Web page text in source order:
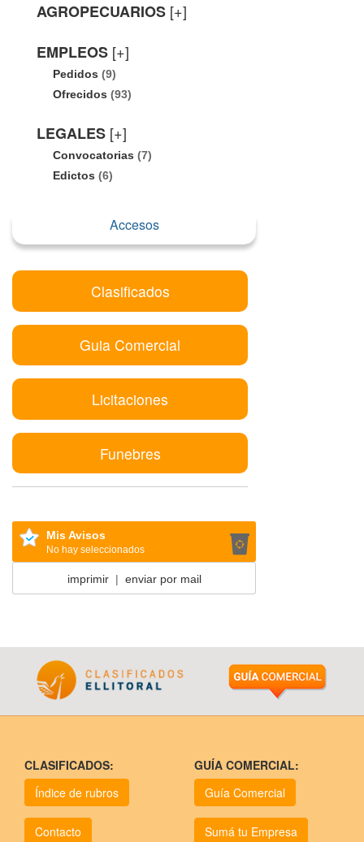
AGROPECUARIOS [+]
EMPLEOS [+]
Pedidos (9)
Ofrecidos (93)
LEGALES [+]
Convocatorias (7)
Edictos (6)
Accesos
Clasificados
Guia Comercial
Licitaciones
Funebres
Mis Avisos
No hay seleccionados
imprimir| enviar por mail
CLASIFICADOS:
Índice de rubros
Contacto
GUÍA COMERCIAL:
Guía Comercial
Sumá tu Empresa